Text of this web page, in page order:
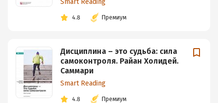
Smart Reading
4.8 Премиум
Дисциплина – это судьба: сила
самоконтроля. Райан Холидей.
Саммари
Smart Reading
4.8 Премиум